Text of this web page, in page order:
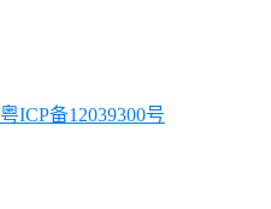
粤ICP备12039300号